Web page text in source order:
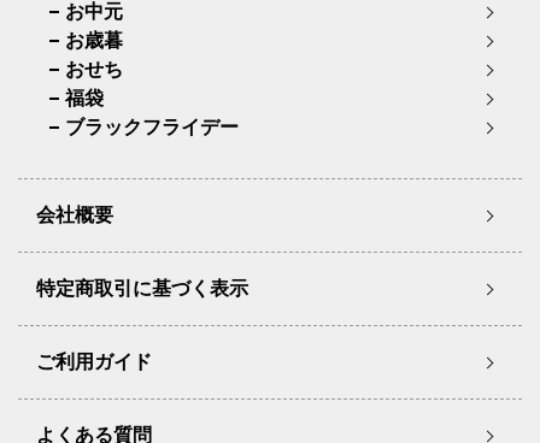
お中元
お歳暮
おせち
福袋
ブラックフライデー
会社概要
特定商取引に基づく表示
ご利用ガイド
よくある質問